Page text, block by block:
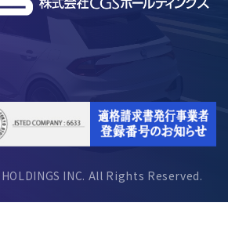
INC. All Rights Reserved.